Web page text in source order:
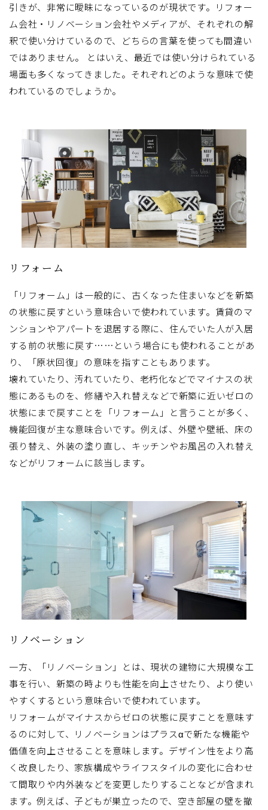
引きが、非常に曖昧になっているのが現状です。リフォー
ム会社・リノベーション会社やメディアが、それぞれの解
釈で使い分けているので、どちらの言葉を使っても間違い
ではありません。 とはいえ、最近では使い分けられている
場面も多くなってきました。それぞれどのような意味で使
われているのでしょうか。
リフォーム
「リフォーム」は一般的に、古くなった住まいなどを新築
の状態に戻すという意味合いで使われています。賃貸のマ
ンションやアパートを退居する際に、住んでいた人が入居
する前の状態に戻す……という場合にも使われることがあ
り、「原状回復」の意味を指すこともあります。
壊れていたり、汚れていたり、老朽化などでマイナスの状
態にあるものを、修繕や入れ替えなどで新築に近いゼロの
状態にまで戻すことを「リフォーム」と言うことが多く、
機能回復が主な意味合いです。例えば、外壁や壁紙、床の
張り替え、外装の塗り直し、キッチンやお風呂の入れ替え
などがリフォームに該当します。
リノベーション
一方、「リノベーション」とは、現状の建物に大規模な工
事を行い、新築の時よりも性能を向上させたり、より使い
やすくするという意味合いで使われています。
リフォームがマイナスからゼロの状態に戻すことを意味す
るのに対して、リノベーションはプラスαで新たな機能や
価値を向上させることを意味します。デザイン性をより高
く改良したり、家族構成やライフスタイルの変化に合わせ
て間取りや内外装などを変更したりすることなどが含まれ
ます。例えば、子どもが巣立ったので、空き部屋の壁を撤